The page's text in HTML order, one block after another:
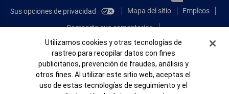
Sus opciones de privacidad
Mapa del sitio Empleos
Comparta sus comentarios
Ver sitio completo de la Banca en Línea
Conéctese con nosotros
Banner de Cookies
Utilizamos cookies y otras tecnologías de
rastreo para recopilar datos con fines
publicitarios, prevención de fraudes, análisis y
otros fines. Al utilizar este sitio web, aceptas el
uso de estas tecnologías de seguimiento y el